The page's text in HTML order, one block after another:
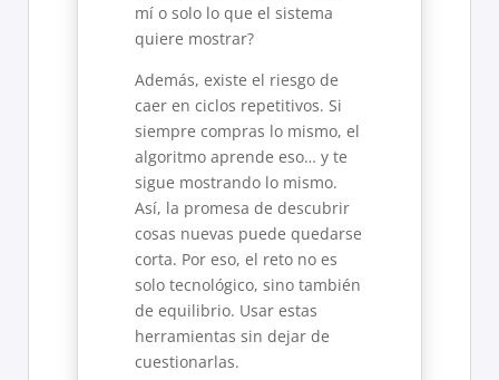
mí o solo lo que el sistema
quiere mostrar?
Además, existe el riesgo de
caer en ciclos repetitivos. Si
siempre compras lo mismo, el
algoritmo aprende eso… y te
sigue mostrando lo mismo.
Así, la promesa de descubrir
cosas nuevas puede quedarse
corta. Por eso, el reto no es
solo tecnológico, sino también
de equilibrio. Usar estas
herramientas sin dejar de
cuestionarlas.